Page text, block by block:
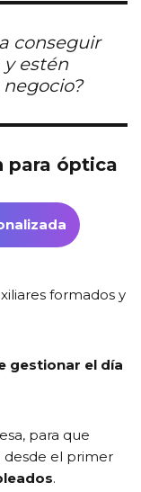
conseguir
estén
para óptica
formados y
gestionar el día
para que
el primer
.